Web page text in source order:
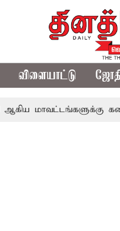
விளையாட்டு
கன மழை